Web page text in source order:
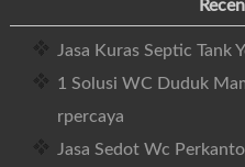
Jasa Kuras Septic Tank
1 Solusi WC Duduk
rpercaya
Jasa Sedot Wc